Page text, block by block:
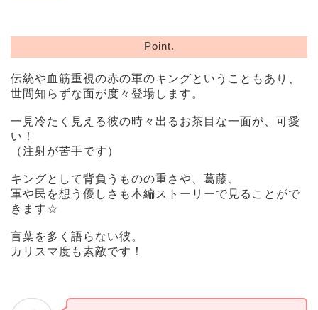
Point.
伝統や血筋重視の赤の軍のキングということもあり、
世間知らずな面が度々登場します。
一見冷たく見える彼の時々出るお茶目な一面が、可愛
い！
（注射が苦手です）
キングとして背負うものの重さや、葛藤、
軍や民を想う優しさも本編ストーリーで見ることがで
きます☆
言葉を多く語らない彼。
カリスマ度も素敵です！